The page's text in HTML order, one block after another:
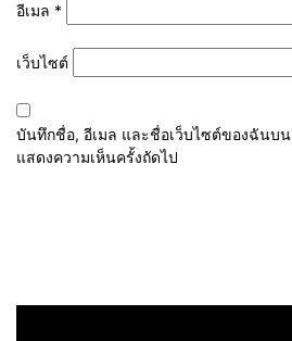
อีเมล *
เว็บไซต์
บันทึกชื่อ, อีเมล และชื่อเว็บไซต์ของฉันบน
แสดงความเห็นครั้งถัดไป